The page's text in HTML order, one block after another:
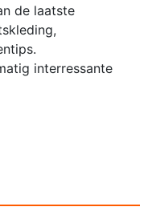
de laatste
interressante